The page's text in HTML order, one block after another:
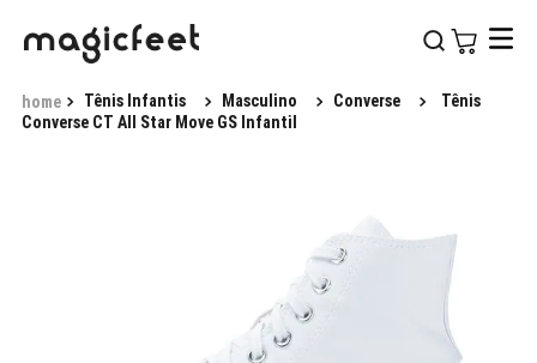
Tênis Infantis Masculino Converse
Tênis
Converse CT All Star Move GS Infantil